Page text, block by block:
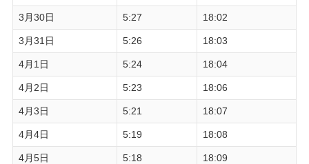
3月30日 5:27 18:02
3月31日 5:26 18:03
4月1日 5:24 18:04
4月2日 5:23 18:06
4月3日 5:21 18:07
4月4日 5:19 18:08
4月5日 5:18 18:09